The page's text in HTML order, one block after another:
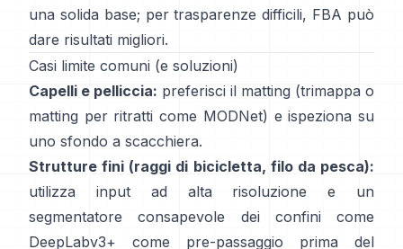
una solida base; per trasparenze difficili, FBA può
dare risultati migliori.
Casi limite comuni (e soluzioni)
Capelli e pelliccia: preferisci il matting (trimappa o
matting per ritratti come MODNet) e ispeziona su
uno sfondo a scacchiera.
Strutture fini (raggi di bicicletta, filo da pesca):
utilizza input ad alta risoluzione e un
segmentatore consapevole dei confini come
DeepLabv3+ come pre-passaggio prima del